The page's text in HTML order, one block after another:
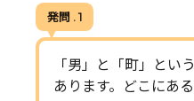
発問 . 1
「男」と「町」とい
あります。どこにあ